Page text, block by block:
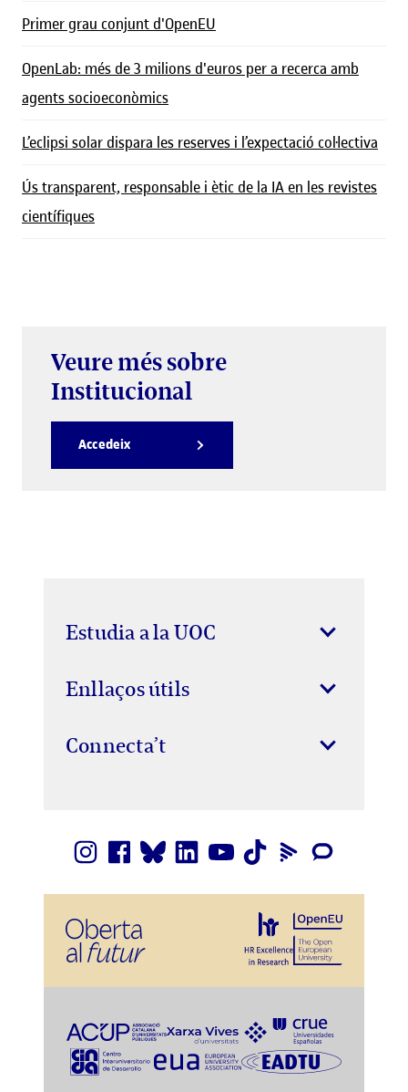
Primer grau conjunt d'OpenEU
OpenLab: més de 3 milions d'euros per a recerca amb
agents socioeconòmics
L’eclipsi solar dispara les reserves i l’expectació col·lectiva
Ús transparent, responsable i ètic de la IA en les revistes
científiques
Veure més sobre
Institucional
Accedeix
Estudia a la UOC
Enllaços útils
Connecta’t